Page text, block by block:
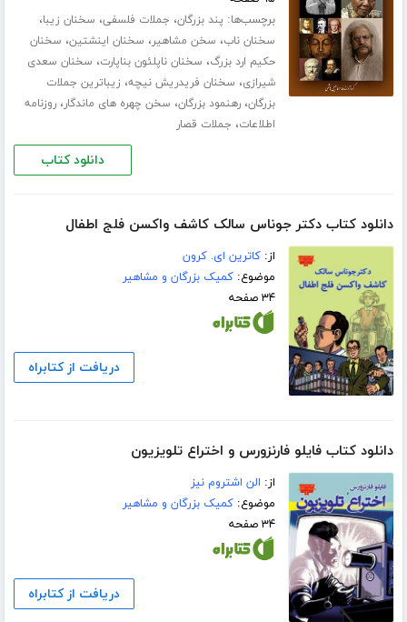
برچسب‌ها: پند بزرگان، جملات فلسفی، سخنان زیبا،
سخنان ناب، سخن مشاهیر، سخنان اینشتین، سخنان
حکیم ارد بزرگ، سخنان ناپلئون بناپارت، سخنان سعدی
شیرازی، سخنان فریدریش نیچه، زیباترین جملات
بزرگان،رهنمود بزرگان، سخن چهره های ماندگار،روزنامه
اطلاعات، جملات قصار
دانلود کتاب
دانلود کتاب دکتر جوناس سالک کاشف واکسن فلج اطفال
از:کاترین ای. کرون
موضوع:کمیک بزرگان و مشاهیر
۳۴ صفحه
دریافت از کتابراه
دانلود کتاب فایلو فارنزورس و اختراع تلویزیون
از: الن اشتروم نیز
موضوع:کمیک بزرگان و مشاهیر
۳۴ صفحه
دریافت از کتابراه